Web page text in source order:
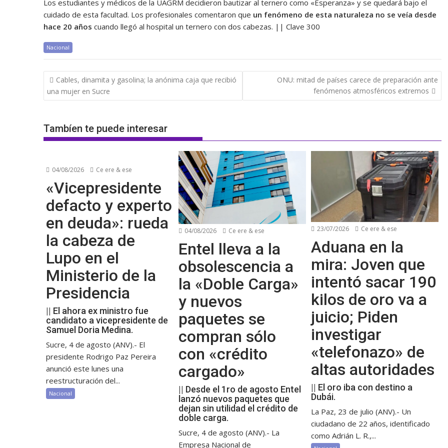
Los estudiantes y médicos de la UAGRM decidieron bautizar al ternero como «Esperanza» y se quedará bajo el
cuidado de esta facultad. Los profesionales comentaron que un fenómeno de esta naturaleza no se veía desde
hace 20 años cuando llegó al hospital un ternero con dos cabezas. || Clave 300
Nacional
Navegación
de
entradas
Cables, dinamita y gasolina; la anónima caja que recibió
una mujer en Sucre
ONU: mitad de países carece de preparación ante
fenómenos atmosféricos extremos
Tambíen te puede interesar
04/08/2026 Ce ere & ese
«Vicepresidente
defacto y experto
en deuda»: rueda
la cabeza de
Lupo en el
Ministerio de la
Presidencia
|| El ahora ex ministro fue
candidato a vicepresidente de
Samuel Doria Medina.
Sucre, 4 de agosto (ANV).- El
presidente Rodrigo Paz Pereira
anunció este lunes una
reestructuración del...
Nacional
04/08/2026 Ce ere & ese
Entel lleva a la
obsolescencia a
la «Doble Carga»
y nuevos
paquetes se
compran sólo
con «crédito
cargado»
|| Desde el 1ro de agosto Entel
lanzó nuevos paquetes que
dejan sin utilidad el crédito de
doble carga.
Sucre, 4 de agosto (ANV).- La
Empresa Nacional de
23/07/2026 Ce ere & ese
Aduana en la
mira: Joven que
intentó sacar 190
kilos de oro va a
juicio; Piden
investigar
«telefonazo» de
altas autoridades
|| El oro iba con destino a
Dubái.
La Paz, 23 de julio (ANV).- Un
ciudadano de 22 años, identificado
como Adrián L. R.,...